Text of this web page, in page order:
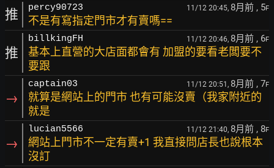
推 percy90723 11/12 20:45, 8月前 , 5F
不是有寫指定門市才有賣嗎==
推
billkingFH 11/12 20:46, 8月前 , 6F
基本上直營的大店面都會有 加盟的要看老闆要不
要跟
→
captain03 11/12 20:51, 8月前 , 7F
就算是網站上的門市 也有可能沒賣（我家附近的
就是
→
lucian5566 11/12 21:40, 8月前 , 8F
網站上門市不一定有賣+1 我直接問店長也說根本
沒訂